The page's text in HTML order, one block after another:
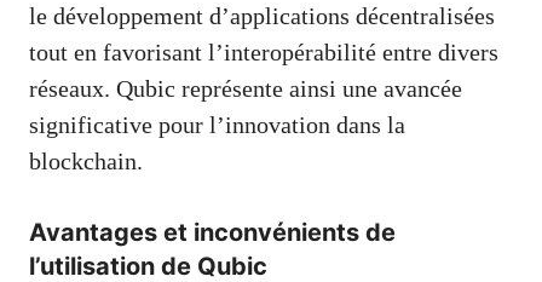
le développement d’applications décentralisées
tout en favorisant l’interopérabilité entre divers
réseaux. Qubic représente ainsi une avancée
significative pour l’innovation dans la
blockchain.
Avantages et inconvénients de
l’utilisation de Qubic